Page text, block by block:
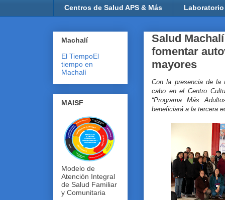
Centros de Salud APS & Más Laboratorio
Salud
fomentar
mayores
Con la presencia de la
cabo en el Centro
“Programa Más
beneficiará a la tercera
Machalí
El TiempoEl
tiempo en
Machalí
MAISF
Modelo de
Atención Integral
de Salud Familiar
y Comunitaria